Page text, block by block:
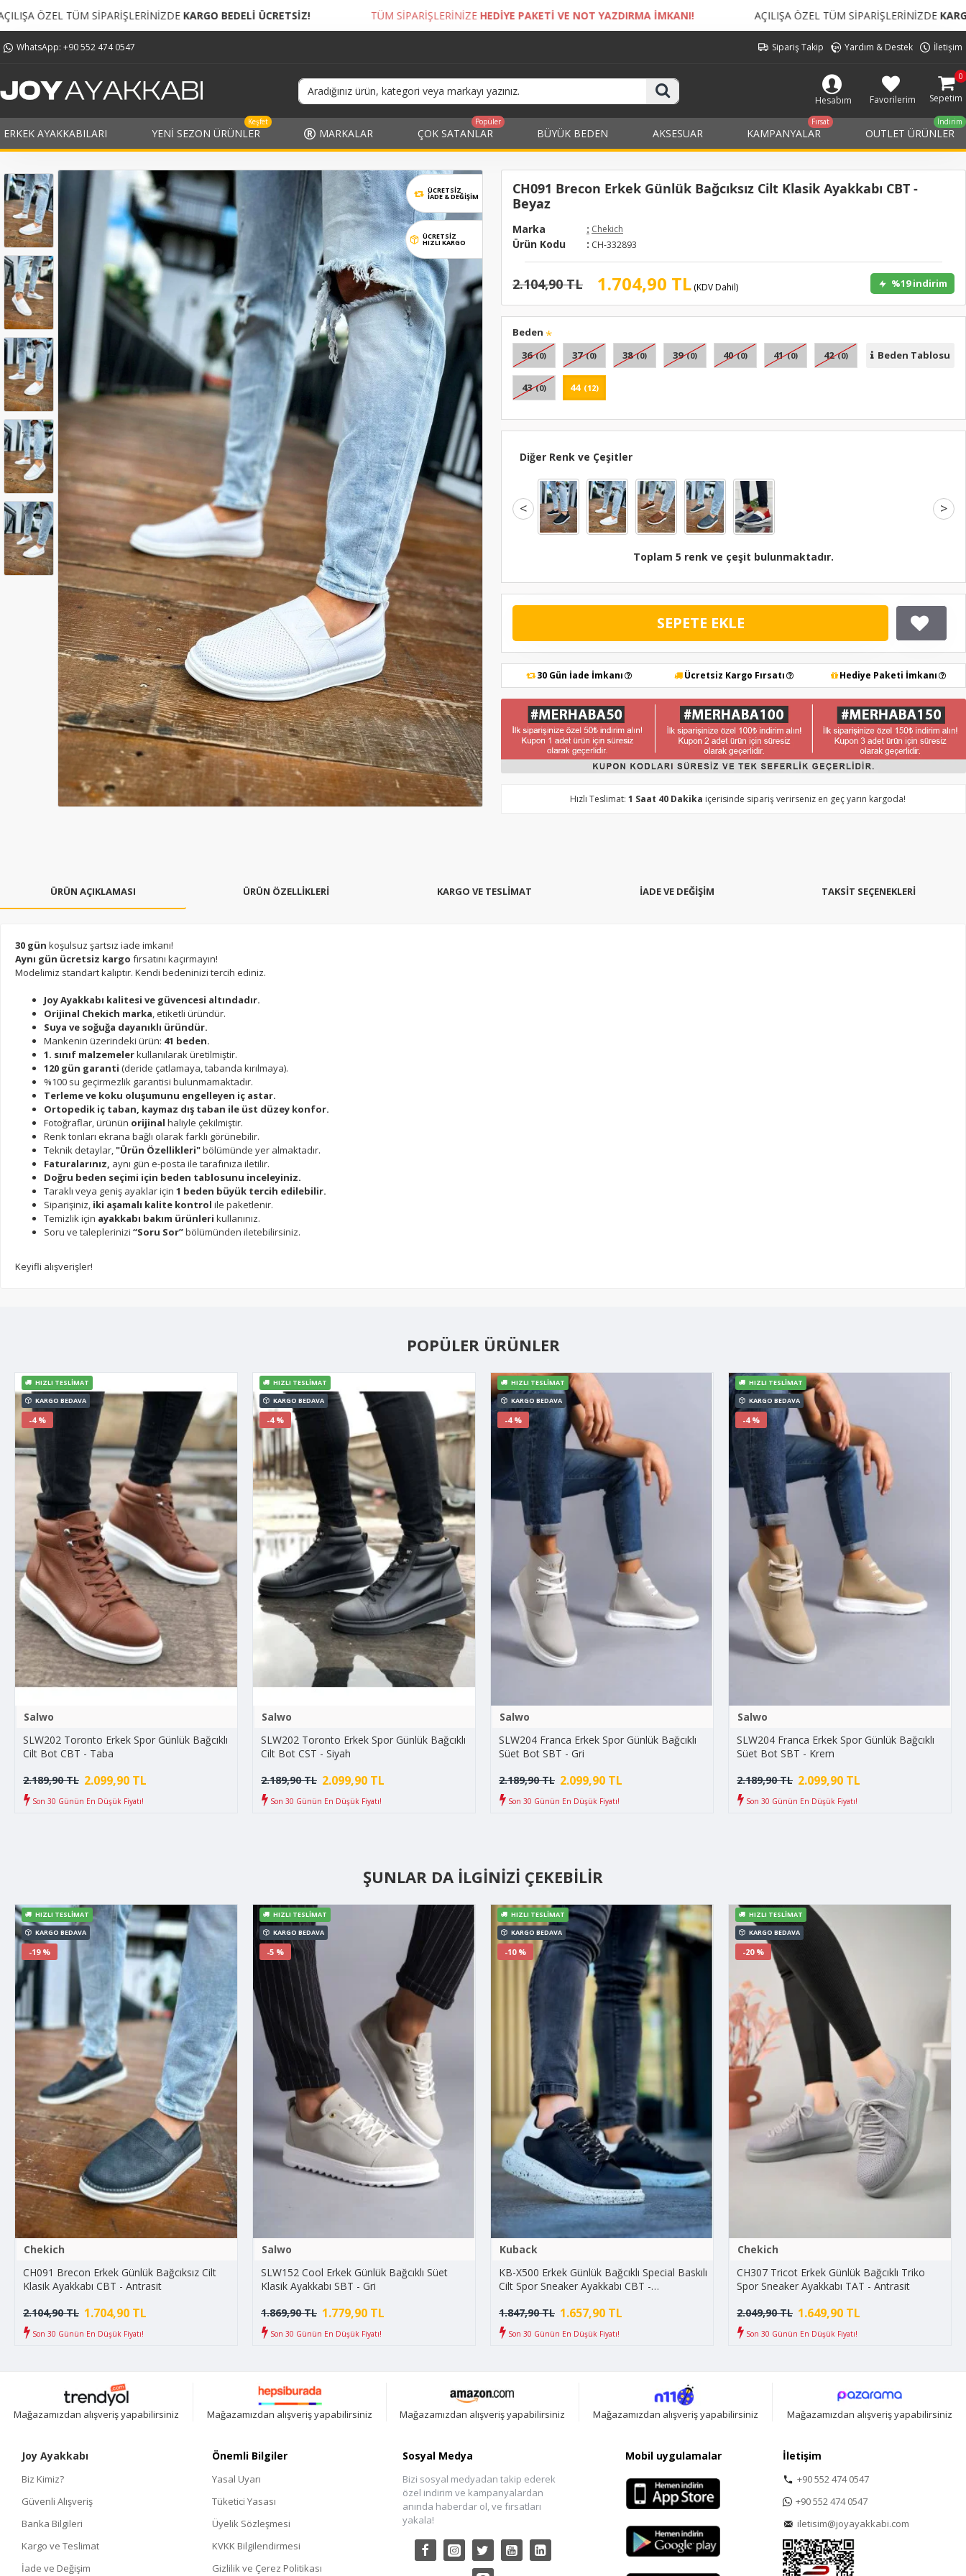
KARGO BEDELİ ÜCRETSİZ! TÜM SİPARİŞLERİNİZE HEDİYE PAKETİ VE NOT YAZDIRMA İMKANI! AÇILIŞA ÖZEL TÜM SİPARİŞLERİNİZDE KARGO BEDELİ ÜCRETSİZ!
WhatsApp: +90 552 474 0547 Sipariş Takip Yardım & Destek İletişim
Hesabım Favorilerim Sepetim
0
ERKEK AYAKKABILARI YENI SEZON ÜRÜNLER
Keşfet
MARKALAR ÇOK SATANLAR
Popüler
BÜYÜK BEDEN AKSESUAR KAMPANYALAR
Fırsat
OUTLET ÜRÜNLER
İndirim
ÜCRETSİZ
İADE & DEĞIŞIM
ÜCRETSİZ
HIZLI KARGO
CH091 Brecon Erkek Günlük Bağcıksız Cilt Klasik Ayakkabı CBT -
Beyaz
Marka : Chekich
Ürün Kodu : CH-332893
1.704,90 TL (KDV Dahil)
2.104,90 TL %19 indirim
Beden
36 (0) 37 (0) 38 (0) 39 (0) 40 (0) 41 (0) 42 (0)
43 (0) 44 (12)
Beden Tablosu
Diğer Renk ve Çeşitler
< >
Toplam 5 renk ve çeşit bulunmaktadır.
SEPETE EKLE
30 Gün İade İmkanı Ücretsiz Kargo Fırsatı Hediye Paketi İmkanı
Hızlı Teslimat:1 Saat 40 Dakika içerisinde sipariş verirseniz en geç yarın kargoda!
ÜRÜN AÇIKLAMASI ÜRÜN ÖZELLİKLERİ KARGO VE TESLİMAT İADE VE DEĞİŞİM TAKSIT SEÇENEKLERI
30 gün koşulsuz şartsız iade imkanı!
Aynı gün ücretsiz kargo fırsatını kaçırmayın!
Modelimiz standart kalıptır. Kendi bedeninizi tercih ediniz.
Joy Ayakkabı kalitesi ve güvencesi altındadır.
Orijinal Chekich marka , etiketli üründür.
Suya ve soğuğa dayanıklı üründür.
Mankenin üzerindeki ürün: 41 beden.
1. sınıf malzemelerkullanılarak üretilmiştir.
120 gün garanti (deride çatlamaya, tabanda kırılmaya).
%100 su geçirmezlik garantisi bulunmamaktadır.
Terleme ve koku oluşumunu engelleyen iç astar.
Ortopedik iç taban, kaymaz dış taban ile üst düzey konfor.
Fotoğraflar, ürünün orijinal haliyle çekilmiştir.
Renk tonları ekrana bağlı olarak farklı görünebilir.
Teknik detaylar, "Ürün Özellikleri"bölümünde yer almaktadır.
Faturalarınız, aynı gün e-posta ile tarafınıza iletilir.
Doğru beden seçimi için beden tablosunu inceleyiniz.
Taraklı veya geniş ayaklar için 1 beden büyük tercih edilebilir.
Siparişiniz, iki aşamalı kalite kontrol ile paketlenir.
Temizlik için ayakkabı bakım ürünleri kullanınız.
Soru ve taleplerinizi “Soru Sor”bölümünden iletebilirsiniz.
Keyifli alışverişler!
POPÜLER ÜRÜNLER
KARGO BEDAVA
HIZLI TESLIMAT
-4 %
Salwo
SLW202 Toronto Erkek Spor Günlük Bağcıklı
Cilt Bot CBT - Taba
2.099,90 TL
2.189,90 TL
Son 30 Günün En Düşük Fiyatı!
KARGO BEDAVA
HIZLI TESLIMAT
-4 %
Salwo
SLW202 Toronto Erkek Spor Günlük Bağcıklı
Cilt Bot CST - Siyah
2.099,90 TL
2.189,90 TL
Son 30 Günün En Düşük Fiyatı!
KARGO BEDAVA
HIZLI TESLIMAT
-4 %
Salwo
SLW204 Franca Erkek Spor Günlük Bağcıklı
Süet Bot SBT - Gri
2.099,90 TL
2.189,90 TL
Son 30 Günün En Düşük Fiyatı!
KARGO BEDAVA
HIZLI TESLIMAT
-4 %
Salwo
SLW204 Franca Erkek Spor Günlük Bağcıklı
Süet Bot SBT - Krem
2.099,90 TL
2.189,90 TL
Son 30 Günün En Düşük Fiyatı!
ŞUNLAR DA İLGINIZI ÇEKEBILIR
KARGO BEDAVA
HIZLI TESLIMAT
-19 %
Chekich
CH091 Brecon Erkek Günlük Bağcıksız Cilt
Klasik Ayakkabı CBT - Antrasit
1.704,90 TL
2.104,90 TL
Son 30 Günün En Düşük Fiyatı!
KARGO BEDAVA
HIZLI TESLIMAT
-5 %
Salwo
SLW152 Cool Erkek Günlük Bağcıklı Süet
Klasik Ayakkabı SBT - Gri
1.779,90 TL
1.869,90 TL
Son 30 Günün En Düşük Fiyatı!
KARGO BEDAVA
HIZLI TESLIMAT
-10 %
Kuback
KB-X500 Erkek Günlük Bağcıklı Special Baskılı
Cilt Spor Sneaker Ayakkabı CBT -
1.657,90 TL
1.847,90 TL
Son 30 Günün En Düşük Fiyatı!
KARGO BEDAVA
HIZLI TESLIMAT
-20 %
Chekich
CH307 Tricot Erkek Günlük Bağcıklı Triko
Spor Sneaker Ayakkabı TAT - Antrasit
1.649,90 TL
2.049,90 TL
Son 30 Günün En Düşük Fiyatı!
Mağazamızdan alışveriş yapabilirsiniz Mağazamızdan alışveriş yapabilirsiniz Mağazamızdan alışveriş yapabilirsiniz Mağazamızdan alışveriş yapabilirsiniz Mağazamızdan alışveriş yapabilirsiniz
Joy Ayakkabı
Biz Kimiz?
Güvenli Alışveriş
Banka Bilgileri
Kargo ve Teslimat
İade ve Değişim
Önemli Bilgiler
Yasal Uyarı
Tüketici Yasası
Üyelik Sözleşmesi
KVKK Bilgilendirmesi
Gizlilik ve Çerez Politikası
Sosyal Medya
Bizi sosyal medyadan takip ederek
özel indirim ve kampanyalardan
anında haberdar ol, ve fırsatları
yakala!
Mobil uygulamalar İletişim
+90 552 474 0547
+90 552 474 0547
iletisim@joyayakkabi.com